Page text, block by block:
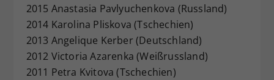
2015 Anastasia Pavlyuchenkova (Russland)
2014 Karolina Pliskova (Tschechien)
2013 Angelique Kerber (Deutschland)
2012 Victoria Azarenka (Weißrussland)
2011 Petra Kvitova (Tschechien)